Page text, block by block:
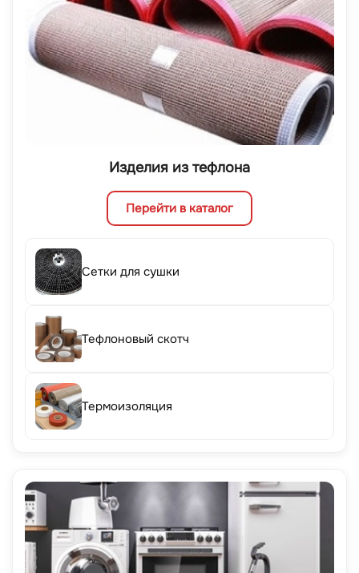
Изделия из тефлона
Перейти в каталог
Сетки для сушки
Тефлоновый скотч
Термоизоляция